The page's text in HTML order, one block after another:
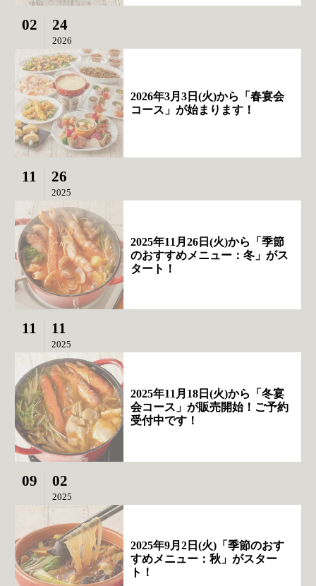
02 24
2026
2026年3月3日(火)から「春宴会
コース」が始まります！
11 26
2025
2025年11月26日(火)から「季節
のおすすめメニュー：冬」がス
タート！
11 11
2025
2025年11月18日(火)から「冬宴
会コース」が販売開始！ご予約
受付中です！
09 02
2025
2025年9月2日(火)「季節のおす
すめメニュー：秋」がスター
ト！